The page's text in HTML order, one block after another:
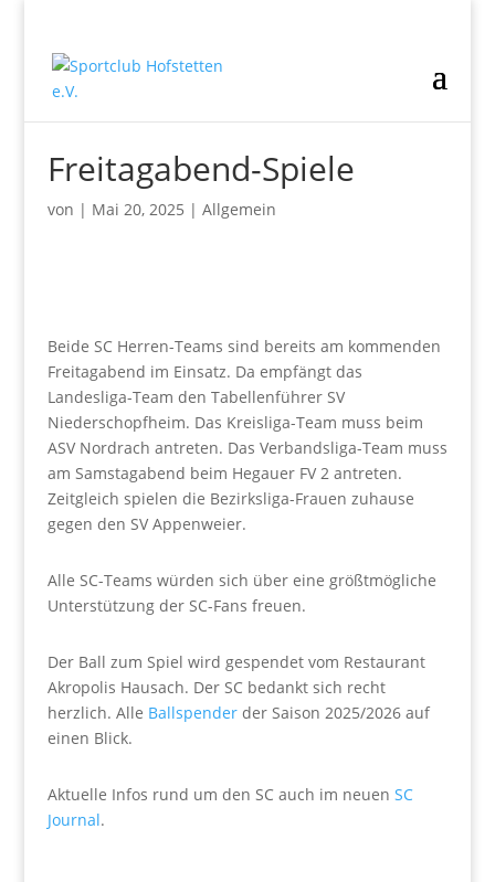
Freitagabend-Spiele
von | Mai 20, 2025 | Allgemein
Beide SC Herren-Teams sind bereits am kommenden
Freitagabend im Einsatz. Da empfängt das
Landesliga-Team den Tabellenführer SV
Niederschopfheim. Das Kreisliga-Team muss beim
ASV Nordrach antreten. Das Verbandsliga-Team muss
am Samstagabend beim Hegauer FV 2 antreten.
Zeitgleich spielen die Bezirksliga-Frauen zuhause
gegen den SV Appenweier.
Alle SC-Teams würden sich über eine größtmögliche
Unterstützung der SC-Fans freuen.
Der Ball zum Spiel wird gespendet vom Restaurant
Akropolis Hausach. Der SC bedankt sich recht
herzlich. Alle Ballspenderder Saison 2025/2026 auf
einen Blick.
Aktuelle Infos rund um den SC auch im neuen SC
Journal.